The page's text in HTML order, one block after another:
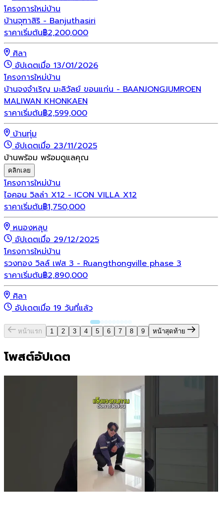
โครงการใหม่บ้าน
บ้านจุฑาสิริ - Banjuthasiri
ราคาเริ่มต้น฿2,200,000
ศิลา
อัปเดตเมื่อ 13/01/2026
โครงการใหม่บ้าน
บ้านจงจำเริญ มะลิวัลย์ ขอนแก่น - BAANJONGJUMROEN
MALIWAN KHONKAEN
ราคาเริ่มต้น฿2,599,000
บ้านทุ่ม
อัปเดตเมื่อ 23/11/2025
บ้านพร้อม พร้อมดูแลคุณ
คลิกเลย
โครงการใหม่บ้าน
ไอคอน วิลล่า X12 - ICON VILLA X12
ราคาเริ่มต้น฿1,750,000
หนองหลุบ
อัปเดตเมื่อ 29/12/2025
โครงการใหม่บ้าน
รวงทอง วิลล์ เฟส 3 - Ruangthongville phase 3
ราคาเริ่มต้น฿2,890,000
ศิลา
อัปเดตเมื่อ 19 วันที่แล้ว
หน้าแรก 1 2 3 4 5 6 7 8 9 หน้าสุดท้าย
โพสต์อัปเดต
ฉัตรเพชร เลือกใช้วัสดุคุณภาพ✨ จากแบรนด์ชั้นนำ กับ